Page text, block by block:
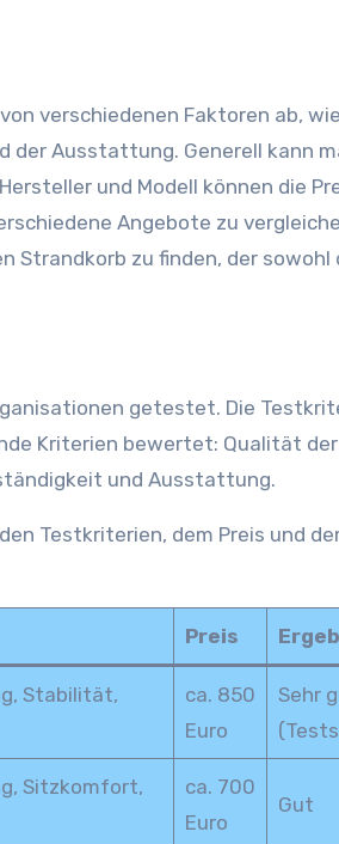
der Ausstattung. Generell kann
und Modell können die
Angebote zu
Strandkorb zu finden, der sowohl
getestet. Die
Kriterien bewertet: Qualität der
und Ausstattung.
Testkriterien, dem Preis und
Preis
Stabilität,
ca. 850
Euro
Sehr
Sitzkomfort,
ca. 700
Euro
Gut